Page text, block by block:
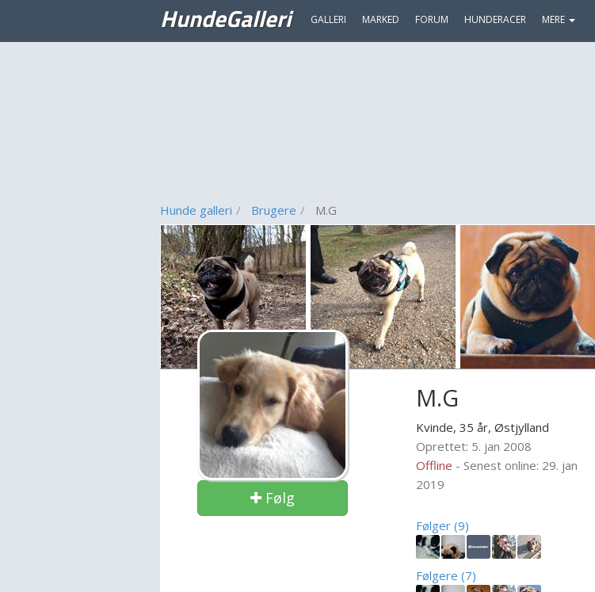
HundeGalleri GALLERI MARKED FORUM HUNDERACER MERE
Hunde galleri Brugere M.G
Følg
M.G
Kvinde, 35 år,Østjylland
Oprettet: 5. jan 2008
Offline - Senest online: 29. jan
2019
Følger (9)
Følgere (7)